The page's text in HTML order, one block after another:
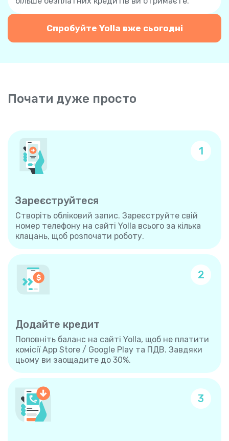
Спробуйте Yolla вже сьогодні
Почати дуже просто
1
Зареєструйтеся
Створіть обліковий запис. Зареєструйте свій
номер телефону на сайті Yolla всього за кілька
клацань, щоб розпочати роботу.
2
Додайте кредит
Поповніть баланс на сайті Yolla, щоб не платити
комісії App Store / Google Play та ПДВ. Завдяки
цьому ви заощадите до 30%.
3